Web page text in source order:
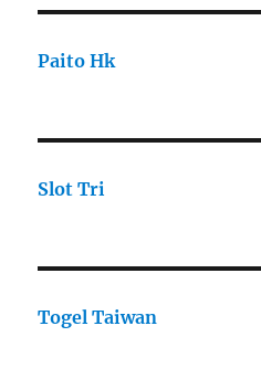
Paito Hk
Slot Tri
Togel Taiwan